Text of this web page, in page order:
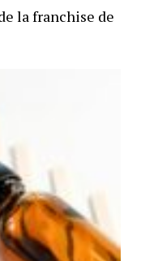
la franchise de